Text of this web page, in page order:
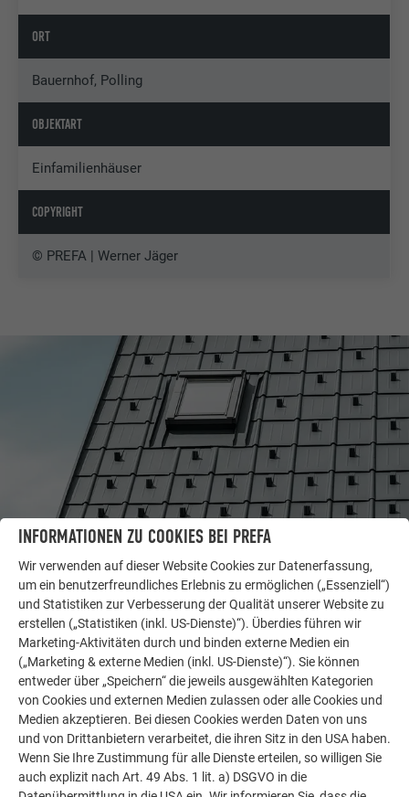
ORT
Bauernhof, Polling
OBJEKTART
Einfamilienhäuser
COPYRIGHT
© PREFA | Werner Jäger
LASSEN SIE SICH INSPIRIEREN
WEITERE OBJEKTE
Die PREFA Referenzgalerie zeigt, wie vielseitig
Aluminium eingesetzt werden kann. Entdecken Sie
weitere beeindruckende Projekte mit den langlebigen
PREFA Aluminiumlösungen für Dach, Solar und
Fassade.
MEHR REFERENZEN ANSEHEN
INFORMATIONEN ZU COOKIES BEI PREFA
Wir verwenden auf dieser Website Cookies zur Datenerfassung,
um ein benutzerfreundliches Erlebnis zu ermöglichen („Essenziell“)
und Statistiken zur Verbesserung der Qualität unserer Website zu
erstellen („Statistiken (inkl. US-Dienste)“). Überdies führen wir
Marketing-Aktivitäten durch und binden externe Medien ein
(„Marketing & externe Medien (inkl. US-Dienste)“). Sie können
entweder über „Speichern“ die jeweils ausgewählten Kategorien
von Cookies und externen Medien zulassen oder alle Cookies und
Medien akzeptieren. Bei diesen Cookies werden Daten von uns
und von Drittanbietern verarbeitet, die ihren Sitz in den USA haben.
Wenn Sie Ihre Zustimmung für alle Dienste erteilen, so willigen Sie
auch explizit nach Art. 49 Abs. 1 lit. a) DSGVO in die